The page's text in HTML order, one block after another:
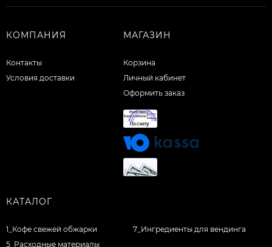
КОМПАНИЯ
Контакты
Условия доставки
МАГАЗИН
Корзина
Личный кабинет
Оформить заказ
КАТАЛОГ
1_Кофе свежей обжарки
5_Расходные материалы
7_Ингредиенты для вендинга